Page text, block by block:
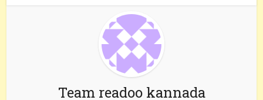
Team readoo kannada